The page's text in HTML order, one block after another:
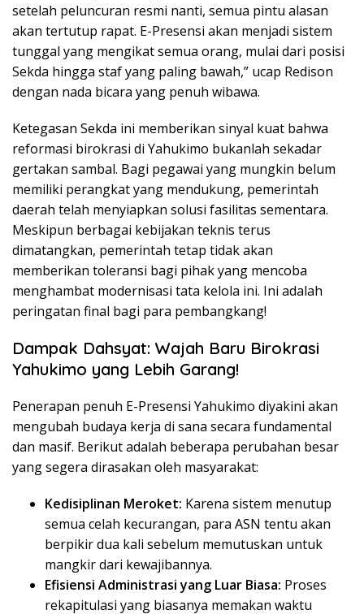
setelah peluncuran resmi nanti, semua pintu alasan
akan tertutup rapat. E-Presensi akan menjadi sistem
tunggal yang mengikat semua orang, mulai dari posisi
Sekda hingga staf yang paling bawah,” ucap Redison
dengan nada bicara yang penuh wibawa.
Ketegasan Sekda ini memberikan sinyal kuat bahwa
reformasi birokrasi di Yahukimo bukanlah sekadar
gertakan sambal. Bagi pegawai yang mungkin belum
memiliki perangkat yang mendukung, pemerintah
daerah telah menyiapkan solusi fasilitas sementara.
Meskipun berbagai kebijakan teknis terus
dimatangkan, pemerintah tetap tidak akan
memberikan toleransi bagi pihak yang mencoba
menghambat modernisasi tata kelola ini. Ini adalah
peringatan final bagi para pembangkang!
Dampak Dahsyat: Wajah Baru Birokrasi
Yahukimo yang Lebih Garang!
Penerapan penuh E-Presensi Yahukimo diyakini akan
mengubah budaya kerja di sana secara fundamental
dan masif. Berikut adalah beberapa perubahan besar
yang segera dirasakan oleh masyarakat:
Kedisiplinan Meroket: Karena sistem menutup
semua celah kecurangan, para ASN tentu akan
berpikir dua kali sebelum memutuskan untuk
mangkir dari kewajibannya.
Efisiensi Administrasi yang Luar Biasa: Proses
rekapitulasi yang biasanya memakan waktu